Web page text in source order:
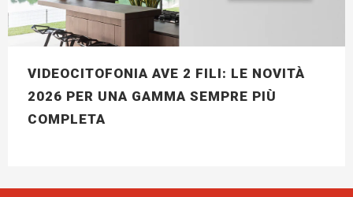
VIDEOCITOFONIA AVE 2 FILI: LE NOVITÀ
2026 PER UNA GAMMA SEMPRE PIÙ
COMPLETA